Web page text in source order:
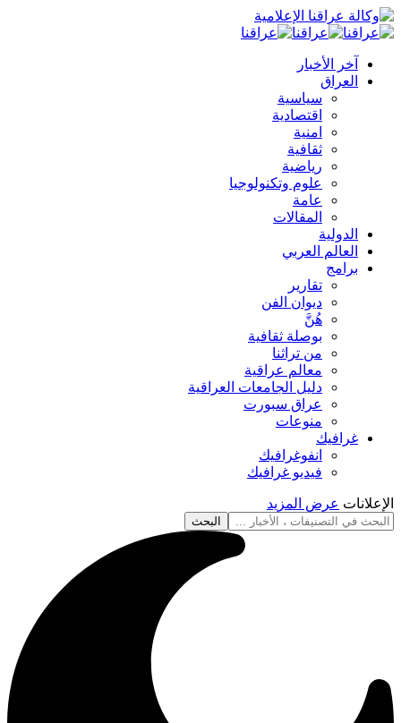
آخر الأخبار
العراق
سياسية
اقتصادية
امنية
ثقافية
رياضية
علوم وتكنولوجيا
عامة
المقالات
الدولية
العالم العربي
برامج
تقارير
ديوان الفن
هُنَّ
بوصلة ثقافية
من تراثنا
معالم عراقية
دليل الجامعات العراقية
عراق سبورت
منوعات
غرافيك
انفوغرافيك
فيديو غرافيك
الإعلانات عرض المزيد